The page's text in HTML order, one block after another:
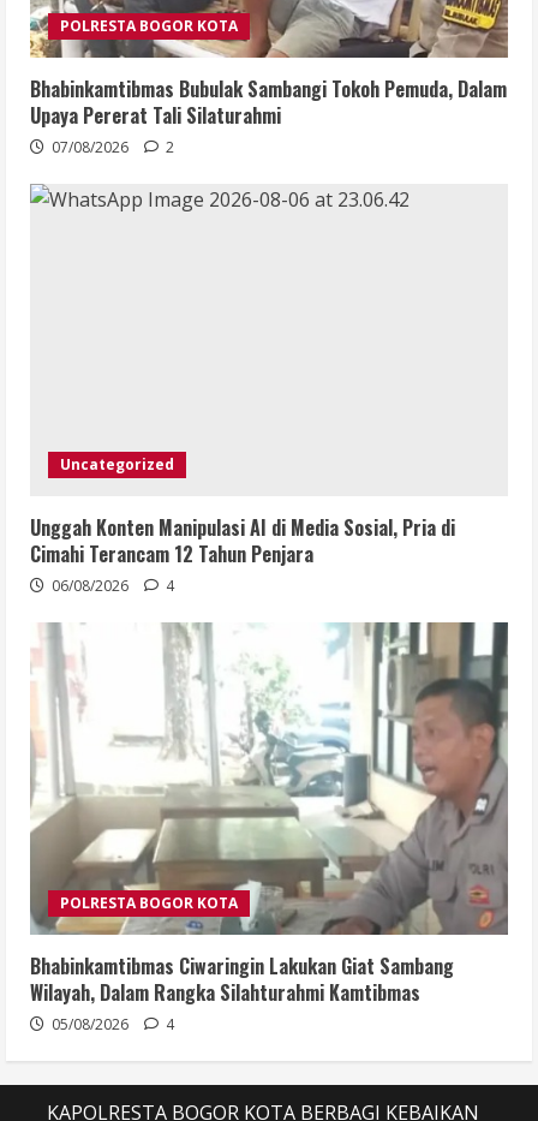
POLRESTA BOGOR KOTA
Bhabinkamtibmas Bubulak Sambangi Tokoh Pemuda, Dalam
Upaya Pererat Tali Silaturahmi
07/08/2026 2
Uncategorized
Unggah Konten Manipulasi AI di Media Sosial, Pria di
Cimahi Terancam 12 Tahun Penjara
06/08/2026 4
POLRESTA BOGOR KOTA
Bhabinkamtibmas Ciwaringin Lakukan Giat Sambang
Wilayah, Dalam Rangka Silahturahmi Kamtibmas
05/08/2026 4
KAPOLRESTA BOGOR KOTA BERBAGI KEBAIKAN